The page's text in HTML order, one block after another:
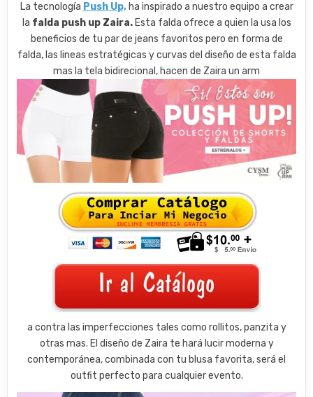
La tecnología Push Up,ha inspirado a nuestro equipo a crear
la falda push up Zaira.Esta falda ofrece a quien la usa los
beneficios de tu par de jeans favoritos pero en forma de
falda, las lineas estratégicas y curvas del diseño de esta falda
mas la tela bidirecional, hacen de Zaira un arm
a contra las imperfecciones tales como rollitos, panzita y
otras mas. El diseño de Zaira te hará lucir moderna y
contemporánea, combinada con tu blusa favorita, será el
outfit perfecto para cualquier evento.